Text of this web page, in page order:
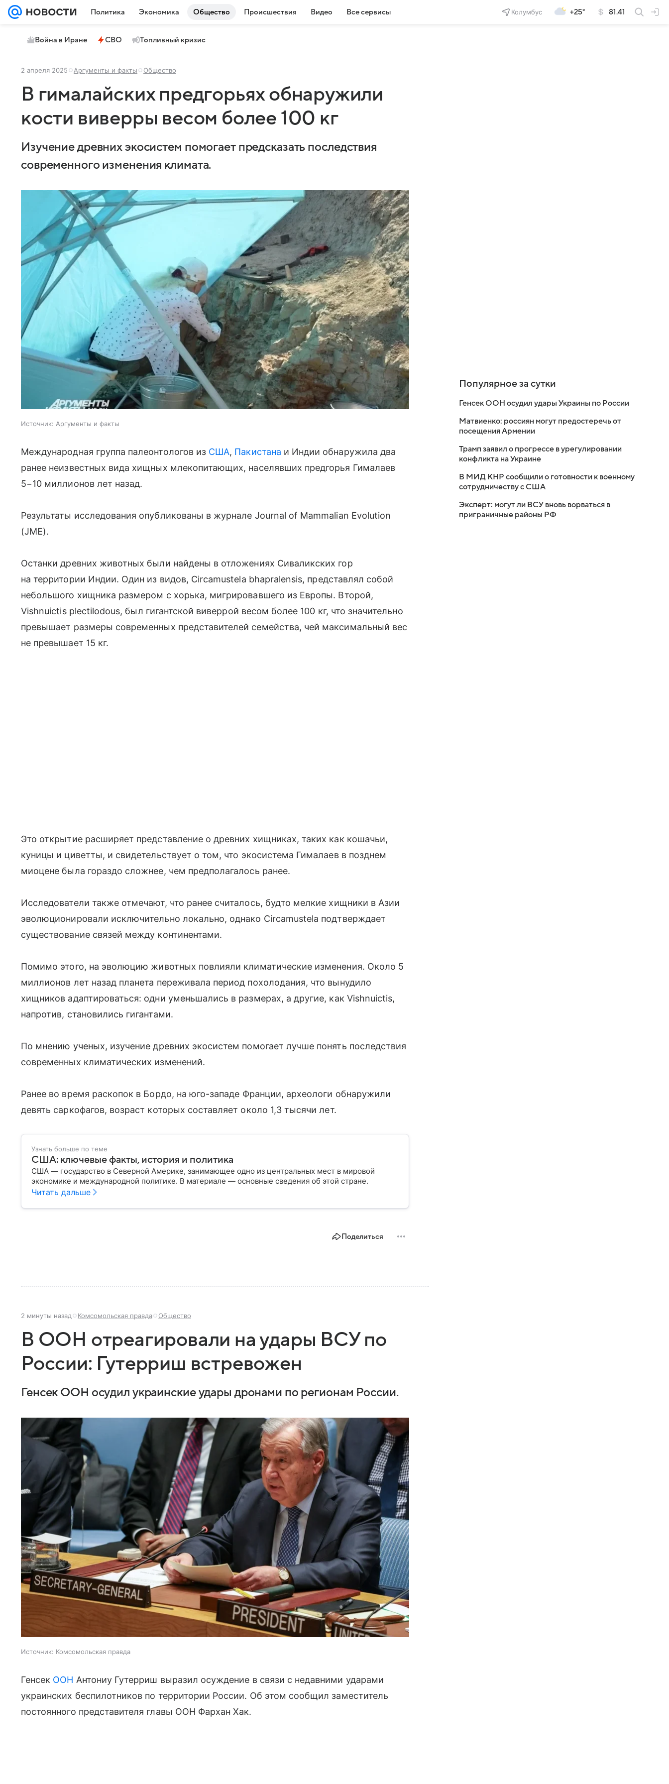
Политика Экономика Общество Происшествия Видео Все сервисы Колумбус +25° 81.41
Война в Иране СВО Топливный кризис
2 апреля 2025 Аргументы и факты Общество
В гималайских предгорьях обнаружили
кости виверры весом более 100 кг
Изучение древних экосистем помогает предсказать последствия
современного изменения климата.
Источник: Аргументы и факты
Международная группа палеонтологов из США, Пакистана и Индии обнаружила два
ранее неизвестных вида хищных млекопитающих, населявших предгорья Гималаев
5−10 миллионов лет назад.
Результаты исследования опубликованы в журнале Journal of Mammalian Evolution
(JME).
Останки древних животных были найдены в отложениях Сиваликских гор
на территории Индии. Один из видов, Circamustela bhapralensis, представлял собой
небольшого хищника размером с хорька, мигрировавшего из Европы. Второй,
Vishnuictis plectilodous, был гигантской виверрой весом более 100 кг, что значительно
превышает размеры современных представителей семейства, чей максимальный вес
не превышает 15 кг.
Это открытие расширяет представление о древних хищниках, таких как кошачьи,
куницы и циветты, и свидетельствует о том, что экосистема Гималаев в позднем
миоцене была гораздо сложнее, чем предполагалось ранее.
Исследователи также отмечают, что ранее считалось, будто мелкие хищники в Азии
эволюционировали исключительно локально, однако Circamustela подтверждает
существование связей между континентами.
Помимо этого, на эволюцию животных повлияли климатические изменения. Около 5
миллионов лет назад планета переживала период похолодания, что вынудило
хищников адаптироваться: одни уменьшались в размерах, а другие, как Vishnuictis,
напротив, становились гигантами.
По мнению ученых, изучение древних экосистем помогает лучше понять последствия
современных климатических изменений.
Ранее во время раскопок в Бордо, на юго-западе Франции, археологи обнаружили
девять саркофагов, возраст которых составляет около 1,3 тысячи лет.
Узнать больше по теме
США: ключевые факты, история и политика
США — государство в Северной Америке, занимающее одно из центральных мест в мировой
экономике и международной политике. В материале — основные сведения об этой стране.
Читать дальше
Поделиться
2 минуты назад Комсомольская правда Общество
В ООН отреагировали на удары ВСУ по
России: Гутерриш встревожен
Генсек ООН осудил украинские удары дронами по регионам России.
Источник: Комсомольская правда
Генсек ООН Антониу Гутерриш выразил осуждение в связи с недавними ударами
украинских беспилотников по территории России. Об этом сообщил заместитель
постоянного представителя главы ООН Фархан Хак.
Популярное за сутки
Генсек ООН осудил удары Украины по России
Матвиенко: россиян могут предостеречь от
посещения Армении
Трамп заявил о прогрессе в урегулировании
конфликта на Украине
В МИД КНР сообщили о готовности к военному
сотрудничеству с США
Эксперт: могут ли ВСУ вновь ворваться в
приграничные районы РФ